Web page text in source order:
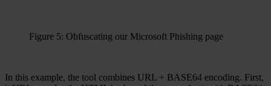
Figure 5: Obfuscating our Microsoft Phishing page
In this example, the tool combines URL + BASE64 encoding. First,